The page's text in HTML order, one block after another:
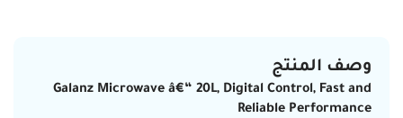
وصف المنتج
Galanz Microwave â€“ 20L, Digital Control, Fast and
Reliable Performance